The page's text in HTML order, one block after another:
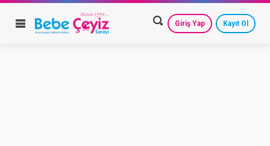
Giriş Yap Kayıt Ol